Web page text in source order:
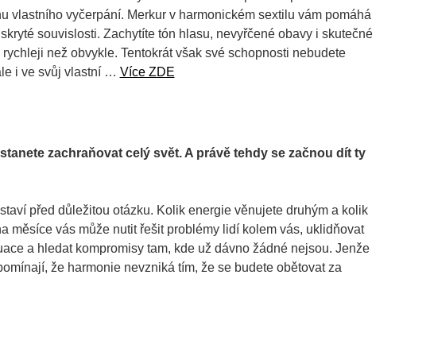
vlastního vyčerpání. Merkur v harmonickém sextilu vám pomáhá
souvislosti. Zachytíte tón hlasu, nevyřčené obavy i skutečné
než obvykle. Tentokrát však své schopnosti nebudete
i ve svůj vlastní … Více ZDE
zachraňovat celý svět. A právě tehdy se začnou dít ty
před důležitou otázku. Kolik energie věnujete druhým a kolik
měsíce vás může nutit řešit problémy lidí kolem vás, uklidňovat
a hledat kompromisy tam, kde už dávno žádné nejsou. Jenže
že harmonie nevzniká tím, že se budete obětovat za